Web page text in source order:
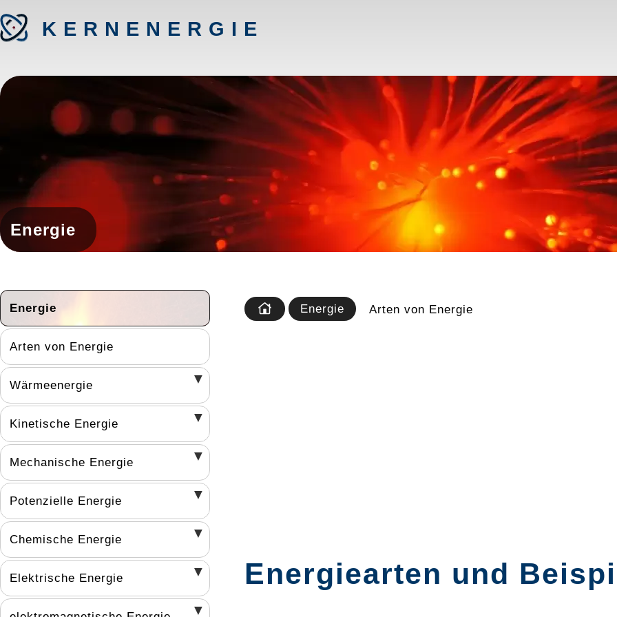
KERNENERGIE
Energie
Energie
Arten von Energie
Wärmeenergie
Kinetische Energie
Mechanische Energie
Potenzielle Energie
Chemische Energie
Elektrische Energie
Energie Arten von Energie
Energiearten und